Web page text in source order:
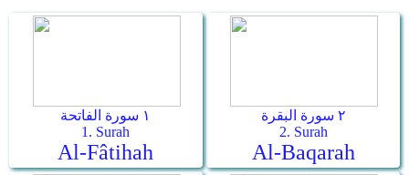
١ سورة الفاتحة
1. Surah
Al-Fâtihah
٢ سورة البقرة
2. Surah
Al-Baqarah